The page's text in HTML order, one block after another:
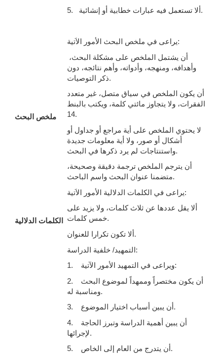
5. ألا تستعمل فيه عبارات خطابية أو إنشائية.
ملخص البحث
يراعى في ملخص البحث الأمور الاَتية:
وأهدافه، ومنهجه، وأدواته، وأهم نتائجه، دون
ذكر التوصيات.
أن يكون الملخص في سياق متصل، غير متعدد
الفقرات، ولا يتجاوز مائتي كلمة، ويكتب بالبنط
14.
لا يحتوي الملخص على أية مراجع أو جداول أو
أشكال أو صور، ولا أية معلومات جديدة
واستنتاجات لم يرد ذكرها في البحث.
أن يترجم الملخص ترجمة دقيقة وصحيحة،
متضمنا عنوان البحث واسم الباحث.
الكلمات الدلالية
يراعى في الكلمات الدلالية الأمور الاَتية:
ألا يقل عددها عن ثلاث كلمات، ولا يزيد على
خمس كلمات.
ألا تكون تكرارا للعنوان.
التمهيد/ خلفية الدراسة:
1. ويراعى في التمهيد الأمور الآتية:
2. أن يكون مختصراً وممهداً لموضوع البحث
ومناسبة له.
3. أن يبين أسباب اختيار الموضوع.
4. أن يبين أهمية الدراسة وتبرز الحاجة
لإجرائها.
5. أن يتدرج من العام إلى الخاص.